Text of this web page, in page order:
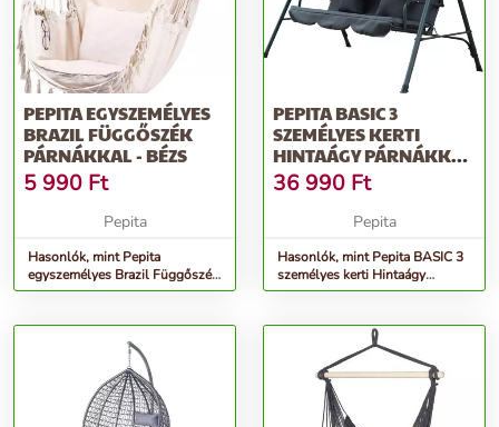
PEPITA EGYSZEMÉLYES
BRAZIL FÜGGŐSZÉK
PÁRNÁKKAL - BÉZS
5 990 Ft
Pepita
Hasonlók, mint Pepita
egyszemélyes Brazil Függőszék
párnákkal - bézs
PEPITA BASIC 3
SZEMÉLYES KERTI
HINTAÁGY PÁRNÁKKAL
- SZÜRKE
36 990 Ft
Pepita
Hasonlók, mint Pepita BASIC 3
személyes kerti Hintaágy
párnákkal - szürke